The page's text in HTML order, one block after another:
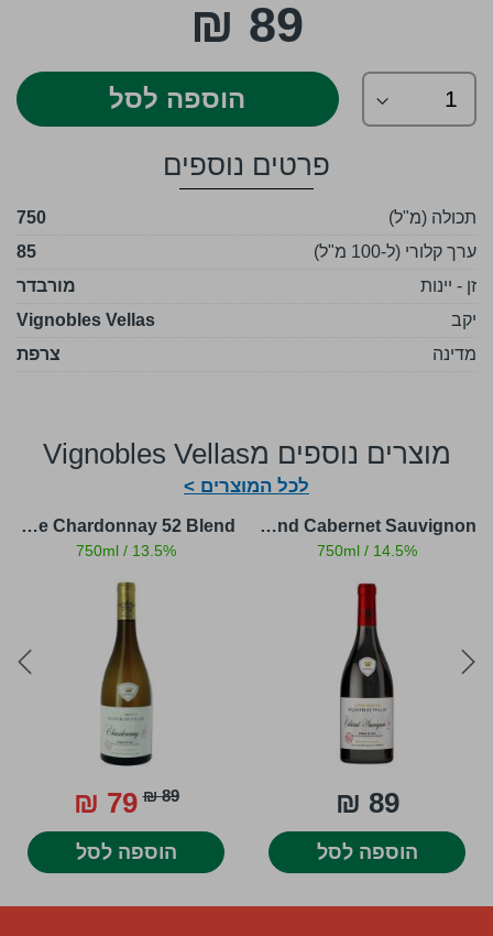
תמונות
89 ₪
הוספה לסל
פרטים נוספים
תכולה (מ"ל)
750
ערך קלורי (ל-100 מ"ל)
85
זן - יינות
מורבדר
יקב
Vignobles Vellas
מדינה
צרפת
מוצרים נוספים מVignobles Vellas
לכל המוצרים >
Cuvée Prestige 99 Blend Cabernet Sauvignon
750ml / 14.5%
89 ₪
הוספה לסל
Cuvée Prestige Chardonnay 52 Blend
750ml / 13.5%
89 ₪
79 ₪
הוספה לסל